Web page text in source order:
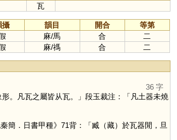
瓦
攝 韻目 開合
等第
麻/馬 合
二
麻/禡 合 二
36 字
。凡瓦之屬皆从瓦。」段玉裁注：「凡土器未燒
．日書甲種》71背：「臧（藏）於瓦器閒，旦